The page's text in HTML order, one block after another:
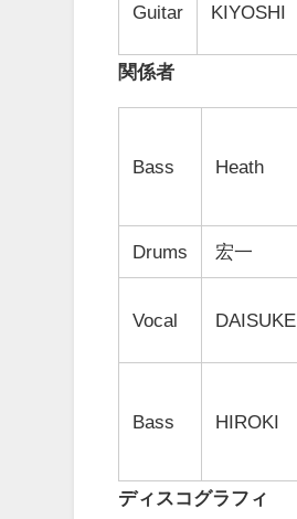
Guitar KIYOSHI
関係者
Bass Heath
Drums 宏一
Vocal DAISUKE
Bass HIROKI
ディスコグラフィ